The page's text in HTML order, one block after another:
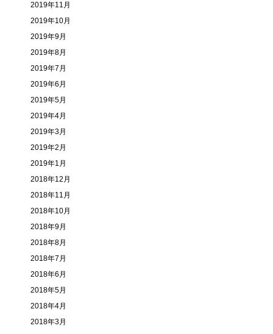
2019年11月
2019年10月
2019年9月
2019年8月
2019年7月
2019年6月
2019年5月
2019年4月
2019年3月
2019年2月
2019年1月
2018年12月
2018年11月
2018年10月
2018年9月
2018年8月
2018年7月
2018年6月
2018年5月
2018年4月
2018年3月